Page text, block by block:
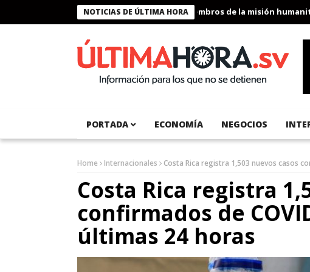
NOTICIAS DE ÚLTIMA HORA
Presidente Bukele condecora a miembros de la misión
PORTADA ECONOMÍA NEGOCIOS
Home Internacionales Costa Rica registra 1,503 nuevos casos
Costa Rica registra
confirmados de
últimas 24 horas